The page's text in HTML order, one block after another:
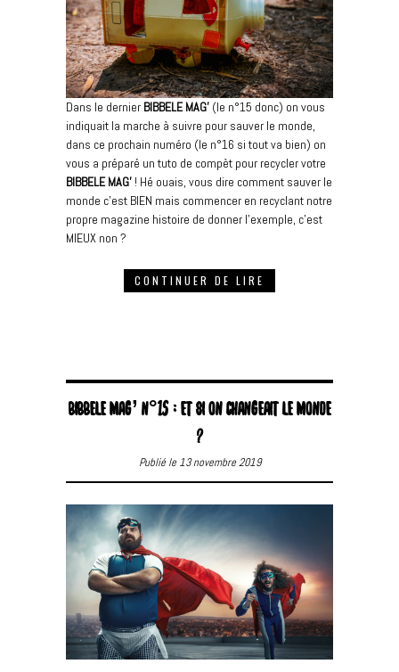
Dans le dernier BIBBELE MAG’ (le n°15 donc) on vous
indiquait la marche à suivre pour sauver le monde,
dans ce prochain numéro (le n°16 si tout va bien) on
vous a préparé un tuto de compèt pour recycler votre
BIBBELE MAG’ ! Hé ouais, vous dire comment sauver le
monde c’est BIEN mais commencer en recyclant notre
propre magazine histoire de donner l’exemple, c’est
MIEUX non ?
CONTINUER DE LIRE
BIBBELE MAG’ N°15 : ET SI ON CHANGEAIT LE MONDE
?
Publié le 13 novembre 2019